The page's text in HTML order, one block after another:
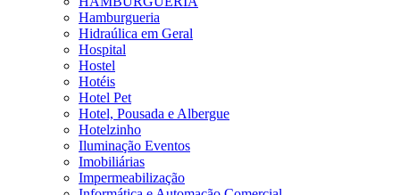
Hamburgueria
Hidraúlica em Geral
Hospital
Hostel
Hotéis
Hotel Pet
Hotel, Pousada e Albergue
Hotelzinho
Iluminação Eventos
Imobiliárias
Impermeabilização